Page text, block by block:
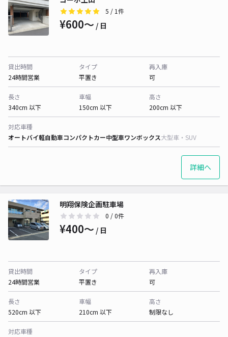
5 / 1件
¥600〜 / 日
貸出時間
24時間営業
タイプ
平置き
再入庫
可
長さ
340cm 以下
車幅
150cm 以下
高さ
200cm 以下
対応車種
オートバイ軽自動車コンパクトカー中型車ワンボックス大型車・SUV
詳細へ
明翔保険企画駐車場
0 / 0件
¥400〜 / 日
貸出時間
24時間営業
タイプ
平置き
再入庫
可
長さ
520cm 以下
車幅
210cm 以下
高さ
制限なし
対応車種